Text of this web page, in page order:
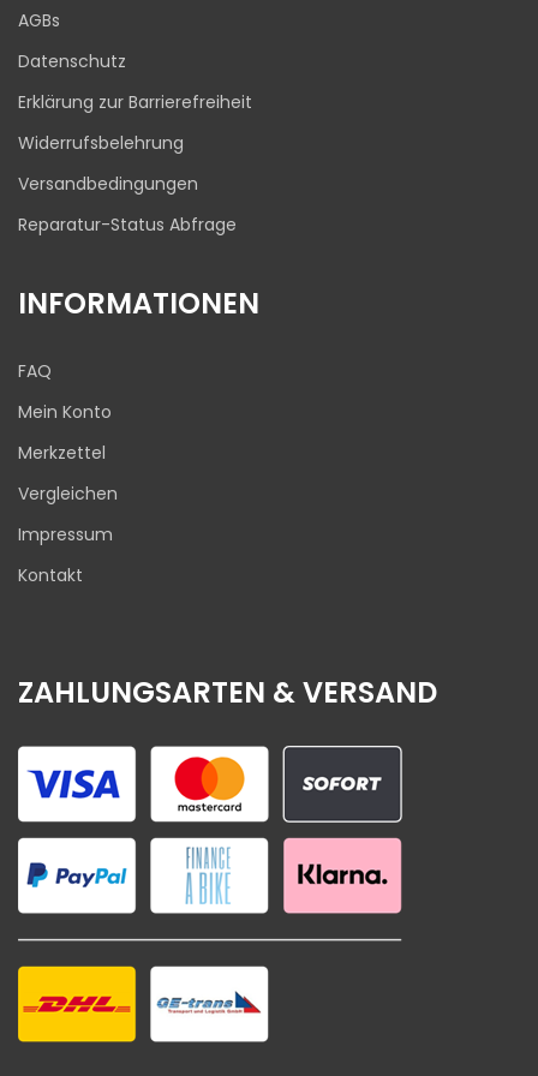
AGBs
Datenschutz
Erklärung zur Barrierefreiheit
Widerrufsbelehrung
Versandbedingungen
Reparatur-Status Abfrage
INFORMATIONEN
FAQ
Mein Konto
Merkzettel
Vergleichen
Impressum
Kontakt
ZAHLUNGSARTEN & VERSAND